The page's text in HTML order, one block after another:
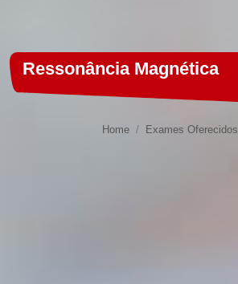
Ressonância Magnética
Home Exames Oferecidos